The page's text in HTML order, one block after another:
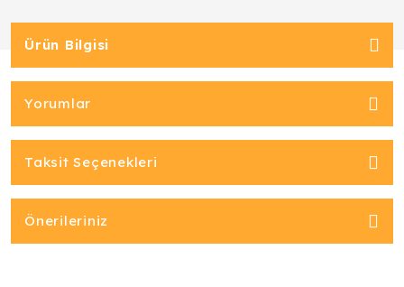
Ürün Bilgisi
Yorumlar
Taksit Seçenekleri
Önerileriniz